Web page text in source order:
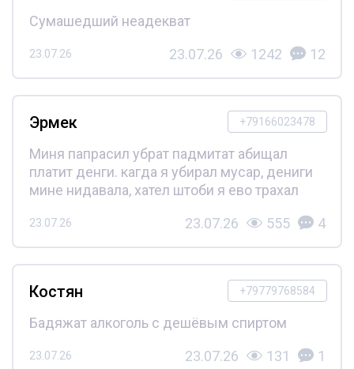
Сумашедший неадекват
23.07.26 23.07.26 1242 12
+79166023478
Эрмек
Миня папрасил убрат падмитат абищал
платит денги. кагда я убирал мусар, дениги
мине нидавала, хател штоби я ево трахал
23.07.26 23.07.26 555 4
+79779768584
Костян
Бадяжат алкоголь с дешёвым спиртом
23.07.26 23.07.26 131 1